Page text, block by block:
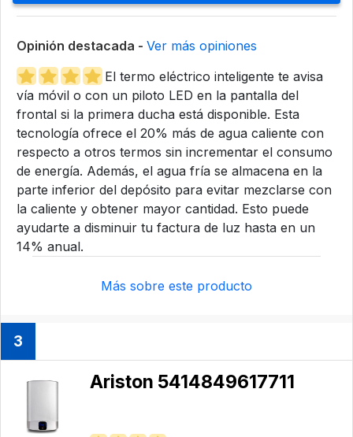
Opinión destacada - Ver más opiniones
El termo eléctrico inteligente te avisa
vía móvil o con un piloto LED en la pantalla del
frontal si la primera ducha está disponible. Esta
tecnología ofrece el 20% más de agua caliente con
respecto a otros termos sin incrementar el consumo
de energía. Además, el agua fría se almacena en la
parte inferior del depósito para evitar mezclarse con
la caliente y obtener mayor cantidad. Esto puede
ayudarte a disminuir tu factura de luz hasta en un
14% anual.
Más sobre este producto
3
Ariston 5414849617711